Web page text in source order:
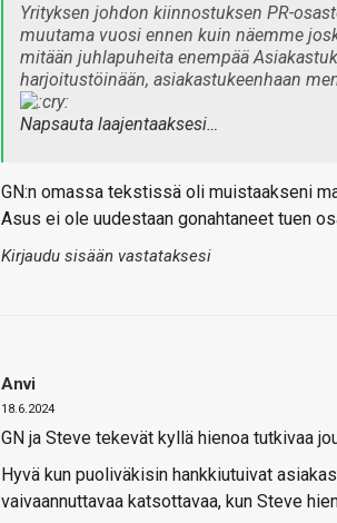
Yrityksen johdon kiinnostuksen PR-
muutama vuosi ennen kuin näemme
mitään juhlapuheita enempää
harjoitustöinään, asiakastukeenhaan
Napsauta laajentaaksesi…
GN:n omassa tekstissä oli muistaakseni
Asus ei ole uudestaan gonahtaneet tuen
Kirjaudu sisään vastataksesi
Anvi
18.6.2024
GN ja Steve tekevät kyllä hienoa tutkivaa
Hyvä kun puoliväkisin hankkiutuivat
vaivaannuttavaa katsottavaa, kun Steve